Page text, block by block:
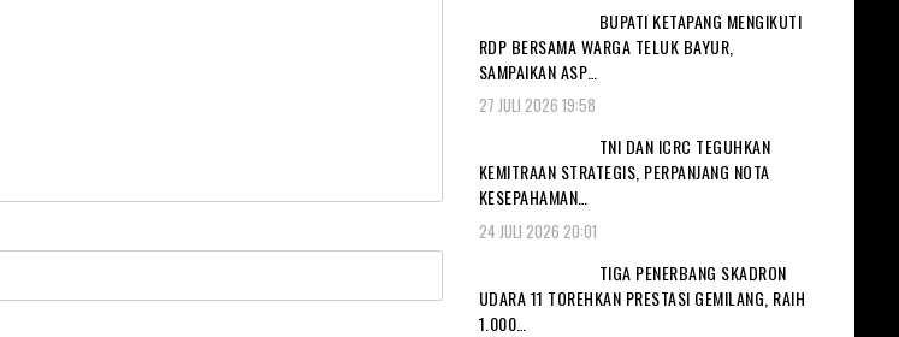
BUPATI KETAPANG MENGIKUTI
RDP BERSAMA WARGA TELUK BAYUR,
SAMPAIKAN ASP…
27 JULI 2026 19:58
TNI DAN ICRC TEGUHKAN
KEMITRAAN STRATEGIS, PERPANJANG NOTA
KESEPAHAMAN…
24 JULI 2026 20:01
TIGA PENERBANG SKADRON
UDARA 11 TOREHKAN PRESTASI GEMILANG, RAIH
1.000…